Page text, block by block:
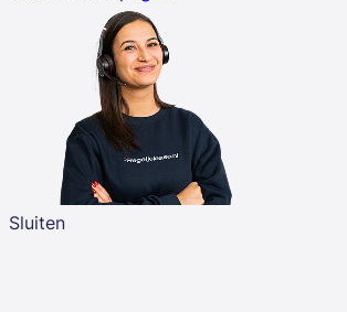
Sluiten